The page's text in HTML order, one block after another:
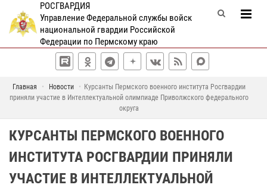
РОСГВАРДИЯ
Управление Федеральной службы войск
национальной гвардии Российской
Федерации по Пермскому краю
Главная Новости
Курсанты Пермского военного института Росгвардии
приняли участие в Интеллектуальной олимпиаде Приволжского федерального
округа
КУРСАНТЫ ПЕРМСКОГО ВОЕННОГО
ИНСТИТУТА РОСГВАРДИИ ПРИНЯЛИ
УЧАСТИЕ В ИНТЕЛЛЕКТУАЛЬНОЙ